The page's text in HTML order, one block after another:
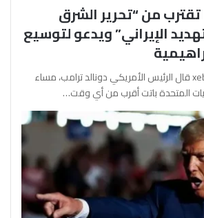
من “تحرير الشرق
الإيراني” ويدعو لتوسيع
آفرين علو ـ xeber24.net قال الرئيس الأمريكي دونالد ترامب، مساء
المتحدة باتت أقرب من أي وقت…